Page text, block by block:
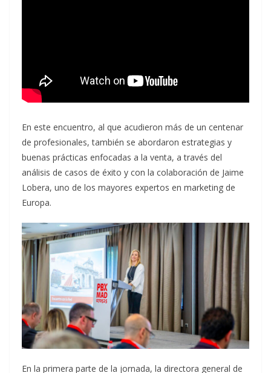
En este encuentro, al que acudieron más de un centenar
de profesionales, también se abordaron estrategias y
buenas prácticas enfocadas a la venta, a través del
análisis de casos de éxito y con la colaboración de Jaime
Lobera, uno de los mayores expertos en marketing de
Europa.
En la primera parte de la jornada, la directora general de